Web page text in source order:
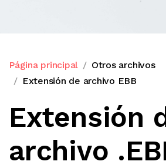
Página principal
Otros archivos
Extensión de archivo EBB
Extensión
archivo